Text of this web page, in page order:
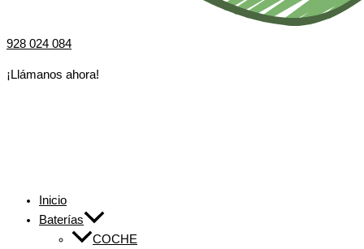
928 024 084
¡Llámanos ahora!
Inicio
Baterías
COCHE